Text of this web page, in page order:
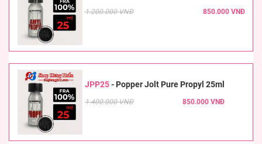
1.200.000 VNĐ 850.000 VNĐ
JPP25- Popper Jolt Pure Propyl 25ml
1.400.000 VNĐ 850.000 VNĐ